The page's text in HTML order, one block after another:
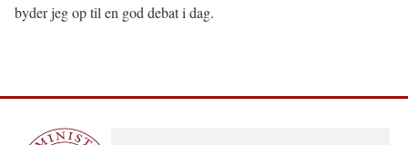
byder jeg op til en god debat i dag.